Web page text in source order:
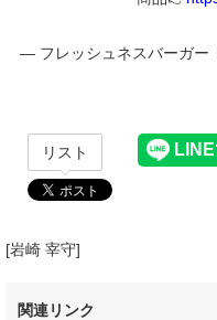
— フレッシュネスバーガー
リスト
[岩崎 宰守]
関連リンク